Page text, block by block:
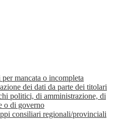
per mancata o incompleta
dei dati da parte dei titolari
politici, di amministrazione, di
o di governo
consiliari regionali/provinciali